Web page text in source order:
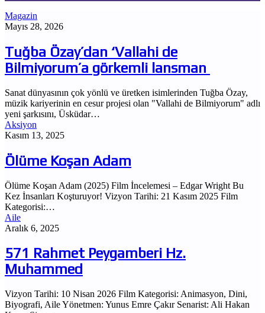
...
Magazin
Mayıs 28, 2026
Tuğba Özay’dan ‘Vallahi de
Bilmiyorum’a görkemli lansman
Sanat dünyasının çok yönlü ve üretken isimlerinden Tuğba Özay,
müzik kariyerinin en cesur projesi olan "Vallahi de Bilmiyorum" adlı
yeni şarkısını, Üsküdar…
Aksiyon
Kasım 13, 2025
Ölüme Koşan Adam
Ölüme Koşan Adam (2025) Film İncelemesi – Edgar Wright Bu
Kez İnsanları Koşturuyor! Vizyon Tarihi: 21 Kasım 2025 Film
Kategorisi:…
Aile
Aralık 6, 2025
571 Rahmet Peygamberi Hz.
Muhammed
Vizyon Tarihi: 10 Nisan 2026 Film Kategorisi: Animasyon, Dini,
Biyografi, Aile Yönetmen: Yunus Emre Çakır Senarist: Ali Hakan